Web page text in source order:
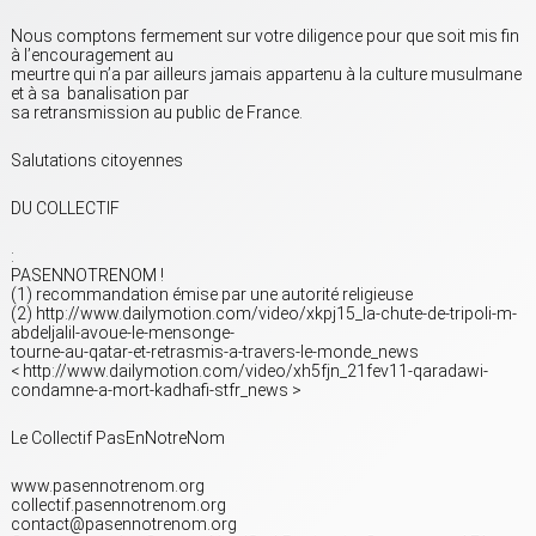
Nous comptons fermement sur votre diligence pour que soit mis fin
à l’encouragement au
meurtre qui n’a par ailleurs jamais appartenu à la culture musulmane
et à sa banalisation par
sa retransmission au public de France.
Salutations citoyennes
DU COLLECTIF
:
PASENNOTRENOM !
(1) recommandation émise par une autorité religieuse
(2) http://www.dailymotion.com/video/xkpj15_la-chute-de-tripoli-m-
abdeljalil-avoue-le-mensonge-
tourne-au-qatar-et-retrasmis-a-travers-le-monde_news
< http://www.dailymotion.com/video/xh5fjn_21fev11-qaradawi-
condamne-a-mort-kadhafi-stfr_news >
Le Collectif PasEnNotreNom
www.pasennotrenom.org
collectif.pasennotrenom.org
contact@pasennotrenom.org